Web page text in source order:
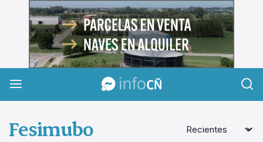
InfoCañuelas
Fesimubo